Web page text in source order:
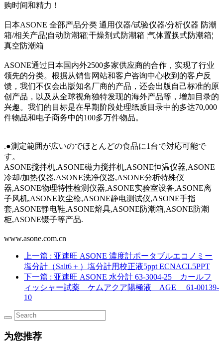
购时间和精力！
日本ASONE 全部产品分类 通用仪器/试验仪器/分析仪器 防潮
箱/相关产品¦自动防潮箱¦干燥剂式防潮箱 ¦气体置换式防潮箱¦
真空防潮箱
ASONE通过日本国内外2500多家供应商的合作，实现了行业
领先的分类。根据从销售网站和客户咨询中心收到的客户反
馈，我们不仅会出版知名厂商的产品，还会出版自己标准的原
创产品，以及从全球视角独特发现的海外产品等，增加目录的
兴趣。我们的目标是在早期阶段处理纸质目录中的多达70,000
件物品和电子商务中的100多万件物品。
.●測定範囲が広いのでほとんどの食品に1台で対応可能で
す。
ASONE搅拌机,ASONE磁力搅拌机,ASONE恒温仪器,ASONE
冷却/加热仪器,ASONE洗净仪器,ASONE分析特殊仪
器,ASONE物理特性检测仪器,ASONE实验室设备,ASONE离
子风机,ASONE吹尘枪,ASONE静电测试仪,ASONE手指
套,ASONE静电鞋,ASONE熔具,ASONE防潮箱,ASONE防潮
柜,ASONE镊子等产品.
www.asone.com.cn
上一篇 : 亚速旺 ASONE 濃度計ポータブルエコノミー
塩分計（Salt6＋）塩分計用校正液5ppt ECNACL5PPT
下一篇 : 亚速旺 ASONE 水分計 63-3004-25 カールフ
ィッシャー試薬 ケムアクア陽極液 AGE 61-00139-
10
为您推荐